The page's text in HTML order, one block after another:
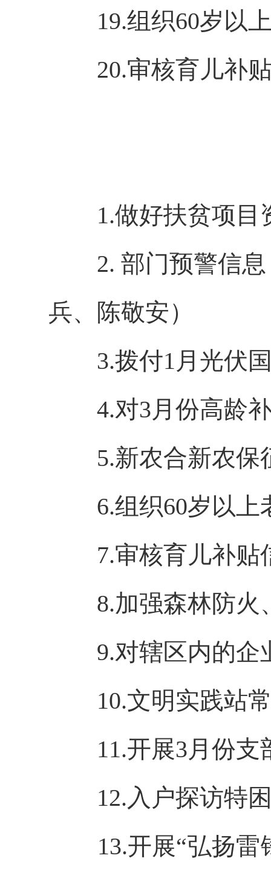
19.组织60岁以
20.审核育儿补
1.做好扶贫项
2. 部门预警信
兵、陈敬安）
3.拨付1月光伏
4.对3月份高龄
5.新农合新农保
6.组织60岁以
7.审核育儿补贴
8.加强森林防火
9.对辖区内的企
10.文明实践站
11.开展3月份
12.入户探访特
13.开展“弘扬雷